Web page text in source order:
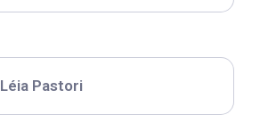
Léia Pastori